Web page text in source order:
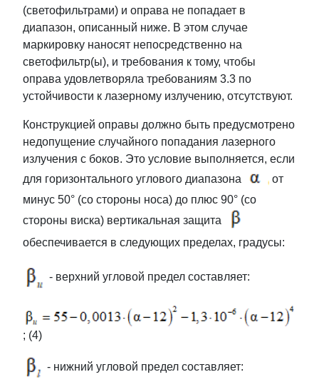
(светофильтрами) и оправа не попадает в
диапазон, описанный ниже. В этом случае
маркировку наносят непосредственно на
светофильтр(ы), и требования к тому, чтобы
оправа удовлетворяла требованиям 3.3 по
устойчивости к лазерному излучению, отсутствуют.
Конструкцией оправы должно быть предусмотрено
недопущение случайного попадания лазерного
излучения с боков. Это условие выполняется, если
для горизонтального углового диапазона
от
минус 50° (со стороны носа) до плюс 90° (со
стороны виска) вертикальная защита
обеспечивается в следующих пределах, градусы:
- верхний угловой предел составляет:
; (4)
- нижний угловой предел составляет: